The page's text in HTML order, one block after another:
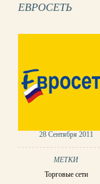
ЕВРОСЕТЬ
28 Сентября 2011
МЕТКИ
Торговые сети